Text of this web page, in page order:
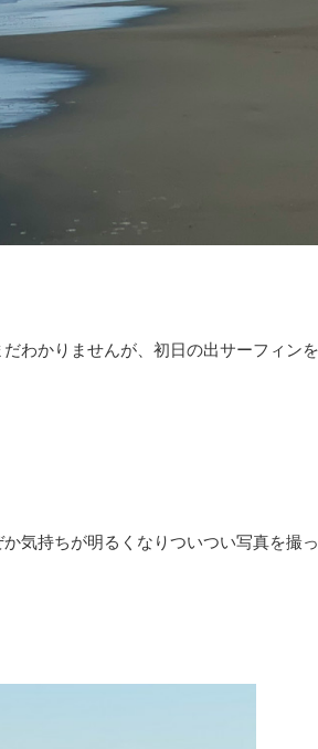
わかりませんが、初日の出サーフィン
気持ちが明るくなりついつい写真を撮